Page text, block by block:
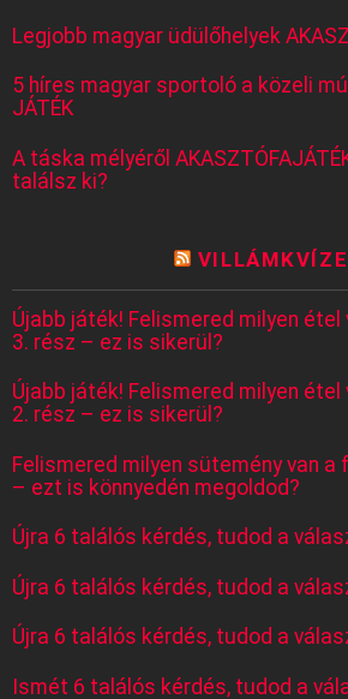
Legjobb magyar üdülőhelyek
5 híres magyar sportoló a közeli
JÁTÉK
A táska mélyéről
találsz ki?
Újabb játék! Felismered milyen étel
3. rész – ez is sikerül?
Újabb játék! Felismered milyen étel
2. rész – ez is sikerül?
Felismered milyen sütemény van a
– ezt is könnyedén megoldod?
Újra 6 találós kérdés, tudod a
Újra 6 találós kérdés, tudod a
Újra 6 találós kérdés, tudod a
Ismét 6 találós kérdés, tudod a